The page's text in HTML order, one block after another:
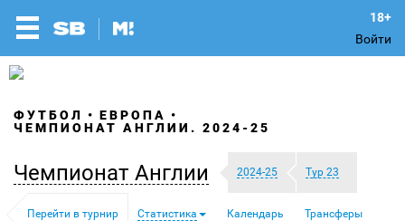
Войти
ФУТБОЛ
ЕВРОПА
ЧЕМПИОНАТ АНГЛИИ. 2024-25
Чемпионат Англии 2024-25 Тур 23
Перейти в турнир Статистика Календарь Трансферы